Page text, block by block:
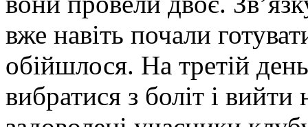
вже навіть почали
обійшлося. На третій
вибратися з боліт і вийти